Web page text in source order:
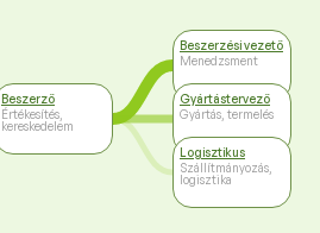
Beszerző
Értékesítés,
kereskedelem
Beszerzési vezető
Menedzsment
Gyártástervező
Gyártás, termelés
Logisztikus
Szállítmányozás,
logisztika